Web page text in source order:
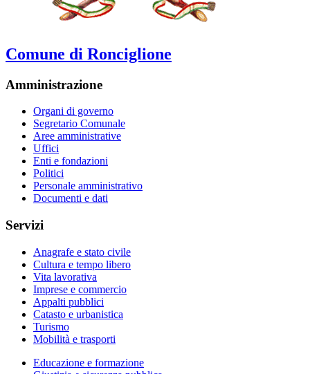
Comune di Ronciglione
Amministrazione
Organi di governo
Segretario Comunale
Aree amministrative
Uffici
Enti e fondazioni
Politici
Personale amministrativo
Documenti e dati
Servizi
Anagrafe e stato civile
Cultura e tempo libero
Vita lavorativa
Imprese e commercio
Appalti pubblici
Catasto e urbanistica
Turismo
Mobilità e trasporti
Educazione e formazione